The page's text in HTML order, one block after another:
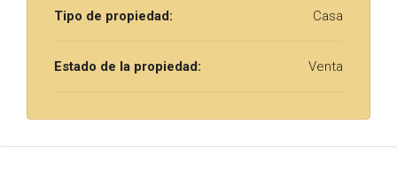
Tipo de propiedad: Casa
Estado de la propiedad: Venta